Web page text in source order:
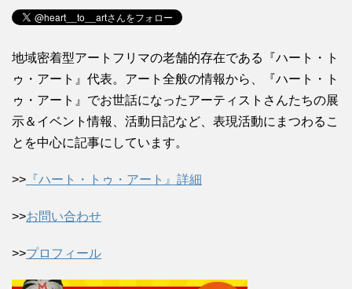
地域密着型アートフリマの老舗的存在である『ハート・ト
ゥ・アート』代表。アート全般の情報から、『ハート・ト
ゥ・アート』でお世話になったアーティストさんたちの展
示＆イベント情報、活動日記など、表現活動にまつわるこ
とを中心に記事にしています。
>> 『ハート・トゥ・アート』詳細
>>お問い合わせ
>>プロフィール